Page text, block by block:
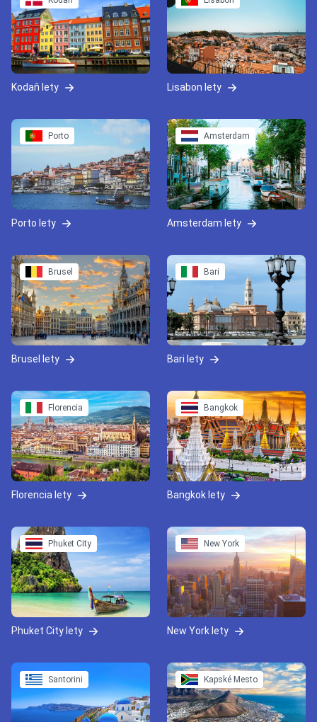
Kodaň lety Lisabon lety
Porto
Porto lety
Amsterdam
Amsterdam lety
Brusel
Brusel lety
Bari
Bari lety
Florencia
Florencia lety
Bangkok
Bangkok lety
Phuket City
Phuket City lety
New York
New York lety
Santorini Kapské Mesto